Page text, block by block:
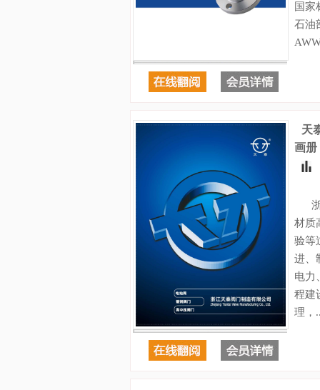
国家
石油
天
画册
浙
材质
验等
进、
电力
程建
理，